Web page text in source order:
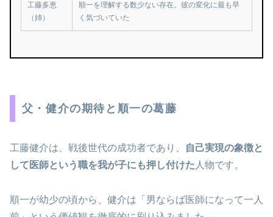
工藤多恵
（姉）
順一を理解する数少ない存在。彼の変化に最も早
く気づいていた
父・健介の期待と順一の葛藤
工藤健介は、戦後世代の成功者であり、
自己実現の象徴と
して医師という職を我が子にも押し付けた 人物です。
順一が幼少の頃から、健介は「男ならば医師になって一人